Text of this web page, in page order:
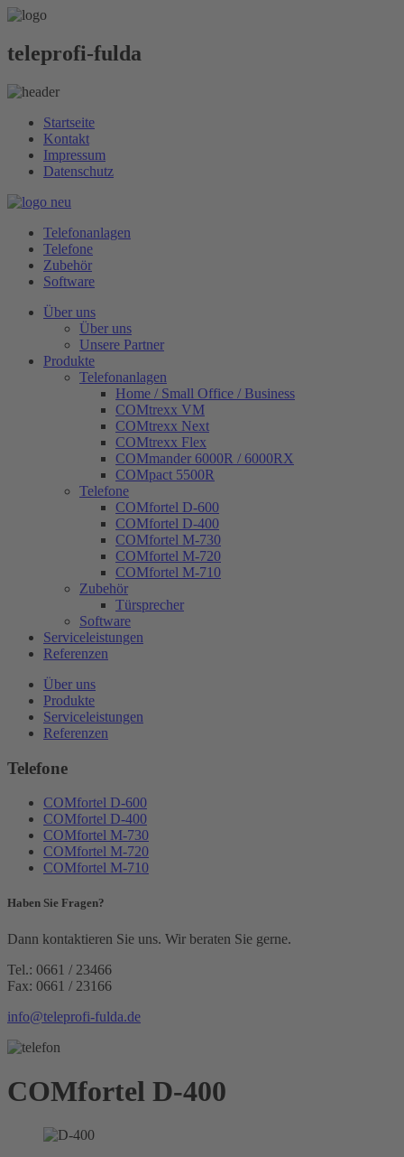
teleprofi-fulda
Startseite
Kontakt
Impressum
Datenschutz
Telefonanlagen
Telefone
Zubehör
Software
Über uns
Über uns
Unsere Partner
Produkte
Telefonanlagen
Home / Small Office / Business
COMtrexx VM
COMtrexx Next
COMtrexx Flex
COMmander 6000R / 6000RX
COMpact 5500R
Telefone
COMfortel D-600
COMfortel D-400
COMfortel M-730
COMfortel M-720
COMfortel M-710
Zubehör
Türsprecher
Software
Serviceleistungen
Referenzen
Über uns
Produkte
Serviceleistungen
Referenzen
Telefone
COMfortel D-600
COMfortel D-400
COMfortel M-730
COMfortel M-720
COMfortel M-710
Haben Sie Fragen?
Dann kontaktieren Sie uns. Wir beraten Sie gerne.
Tel.: 0661 / 23466
Fax: 0661 / 23166
info@teleprofi-fulda.de
COMfortel D-400